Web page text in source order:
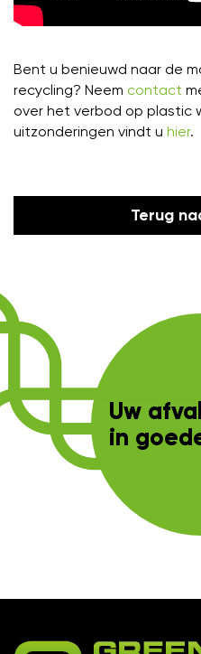
Bent u benieuwd naar de
recycling? Neem contact
over het verbod op plastic
uitzonderingen vindt u hier.
Terug
Uw
in